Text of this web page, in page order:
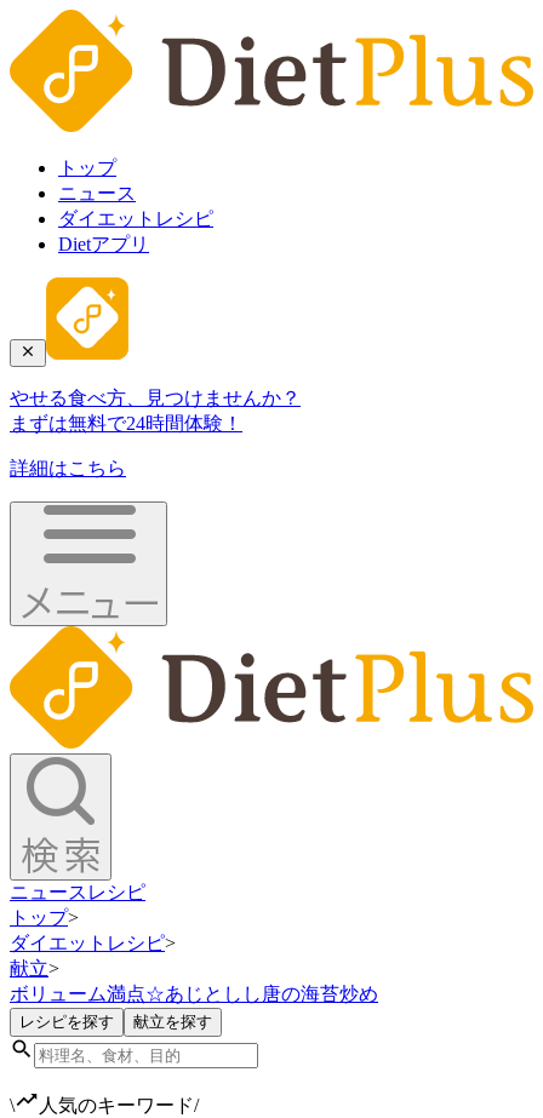
トップ
ニュース
ダイエットレシピ
Dietアプリ
やせる食べ方、見つけませんか？
まずは無料で24時間体験！
詳細はこちら
ニュース レシピ
トップ>
ダイエットレシピ>
献立>
ボリューム満点☆あじとしし唐の海苔炒め
レシピを探す 献立を探す
\ 人気のキーワード/